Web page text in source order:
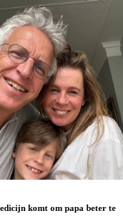
komt om papa beter te